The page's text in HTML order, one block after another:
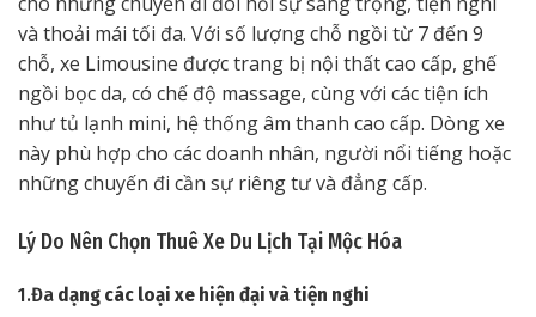
và thoải mái tối đa. Với số lượng chỗ ngồi từ 7 đến 9
chỗ, xe Limousine được trang bị nội thất cao cấp, ghế
ngồi bọc da, có chế độ massage, cùng với các tiện ích
như tủ lạnh mini, hệ thống âm thanh cao cấp. Dòng xe
này phù hợp cho các doanh nhân, người nổi tiếng hoặc
những chuyến đi cần sự riêng tư và đẳng cấp.
Lý Do Nên Chọn Thuê Xe Du Lịch Tại Mộc Hóa
1.Đa dạng các loại xe hiện đại và tiện nghi